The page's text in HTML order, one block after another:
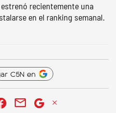
recientemente una
en el ranking semanal.
C5N en